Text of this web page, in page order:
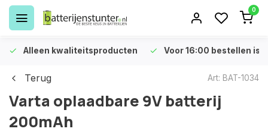
0
Alleen kwaliteitsproducten Voor 16:00 bestellen is
Terug Art: BAT-1034
Varta oplaadbare 9V batterij
200mAh